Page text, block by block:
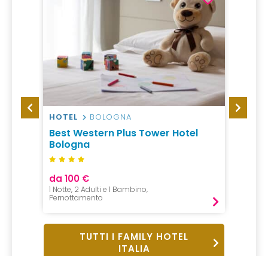
HOTEL BOLOGNA
Best Western Plus Tower Hotel
Bologna
da 100 €
1 Notte, 2 Adulti e 1 Bambino,
Pernottamento
HOTEL
TUTTI I FAMILY HOTEL
ITALIA